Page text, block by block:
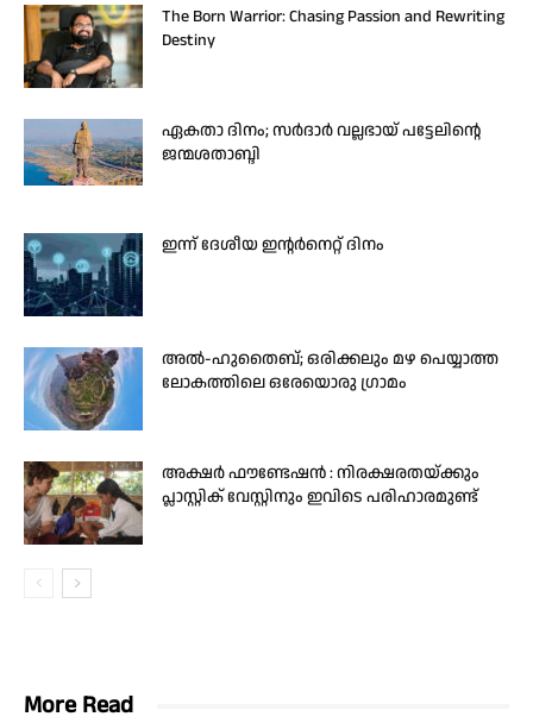
The Born Warrior: Chasing Passion and Rewriting
Destiny
ഏകതാ ദിനം; സർദാർ വല്ലഭായ് പട്ടേലിന്റെ
ജന്മശതാബ്ദി
ഇന്ന് ദേശീയ ഇന്റർനെറ്റ് ദിനം
അൽ-ഹുതൈബ്; ഒരിക്കലും മഴ പെയ്യാത്ത
ലോകത്തിലെ ഒരേയൊരു ഗ്രാമം
അക്ഷർ ഫൗണ്ടേഷൻ : നിരക്ഷരതയ്ക്കും
പ്ലാസ്റ്റിക് വേസ്റ്റിനും ഇവിടെ പരിഹാരമുണ്ട്
More Read